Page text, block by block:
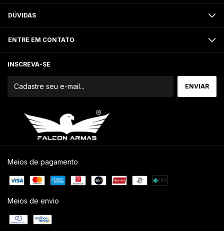
DÚVIDAS
ENTRE EM CONTATO
INSCREVA-SE
Meios de pagamento
Meios de envio